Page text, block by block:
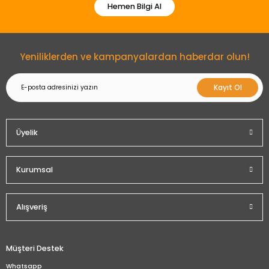
Hemen Bilgi Al
Yeniliklerden ve kampanyalardan haberdar olun!
Kayıt Ol
Üyelik
Kurumsal
Alışveriş
Müşteri Destek
Whatsapp